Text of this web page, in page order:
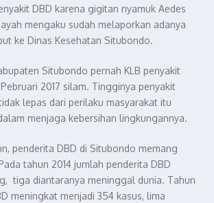
DBD karena gigitan nyamuk Aedes
mengaku sudah melaporkan adanya
ke Dinas Kesehatan Situbondo.
Situbondo pernah KLB penyakit
2017 silam. Tingginya penyakit
lepas dari perilaku masyarakat itu
menjaga kebersihan lingkungannya.
penderita DBD di Situbondo memang
tahun 2014 jumlah penderita DBD
tiga diantaranya meninggal dunia. Tahun
meningkat menjadi 354 kasus, lima